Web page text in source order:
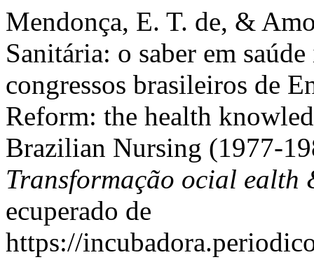
Mendonça, E. T. de, &
Sanitária: o saber em
congressos brasileiros de
Reform: the health
Brazilian Nursing (1977-
Transformação ocial ealth
ecuperado de
https://